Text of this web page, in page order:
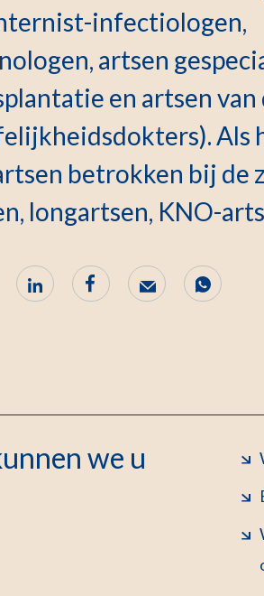
infectiologen,
artsen
en artsen van
Als
betrokken bij de
longartsen, KNO-
we u